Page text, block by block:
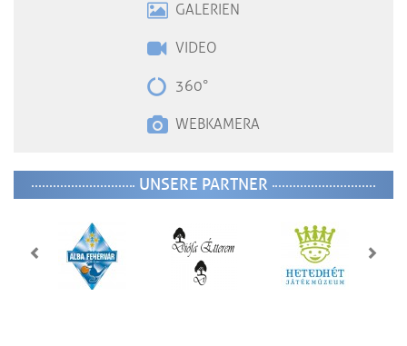
GALERIEN
VIDEO
360°
WEBKAMERA
UNSERE PARTNER